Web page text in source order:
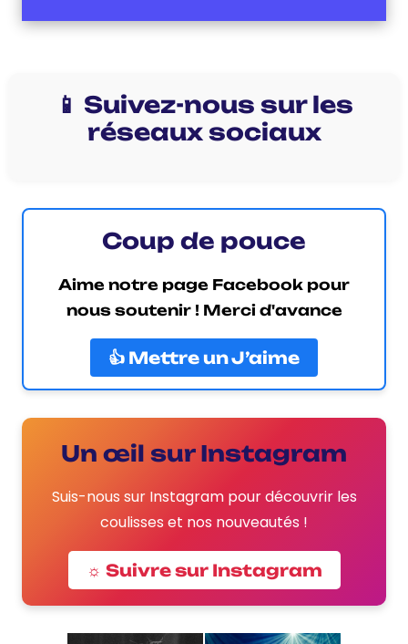
📱 Suivez-nous sur les
réseaux sociaux
Coup de pouce
Aime notre page Facebook pour
nous soutenir ! Merci d'avance
👍 Mettre un J’aime
Un œil sur Instagram
Suis-nous sur Instagram pour découvrir les
coulisses et nos nouveautés !
☼ Suivre sur Instagram